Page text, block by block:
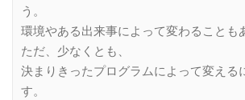
う。
環境やある出来事によって変わることも
ただ、少なくとも、
決まりきったプログラムによって変える
す。